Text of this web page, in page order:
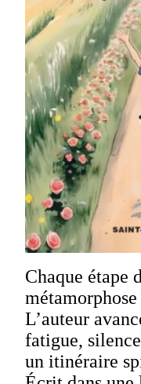
Chaque étape
L’auteur
fatigue,
un itinéraire